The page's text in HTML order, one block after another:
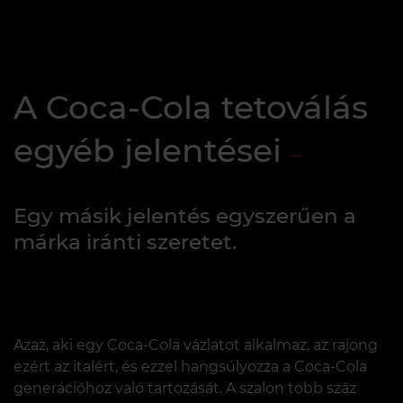
A Coca-Cola tetoválás
egyéb jelentései
Egy másik jelentés egyszerűen a
márka iránti szeretet.
Azaz, aki egy Coca-Cola vázlatot alkalmaz, az rajong
ezért az italért, és ezzel hangsúlyozza a Coca-Cola
generációhoz való tartozását. A szalon több száz